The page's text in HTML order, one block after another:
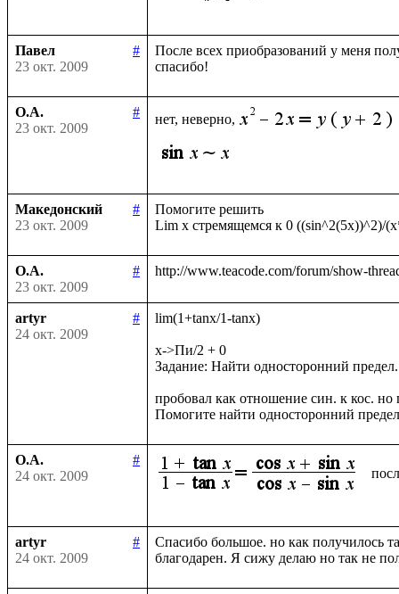
Павел
#
23 окт. 2009
После всех приобразований у меня
О.А.
#
23 окт. 2009
нет, неверно,
Македонский
#
23 окт. 2009
Помогите решить
О.А.
#
23 окт. 2009
artyr
#
24 окт. 2009
lim(1+tanx/1-tanx)
x->Пи/2 + 0
Задание: Найти односторонний предел.
пробовал как отношение син. к кос. но
О.А.
#
24 окт. 2009
artyr
#
24 окт. 2009
Спасибо большое. но как получилось